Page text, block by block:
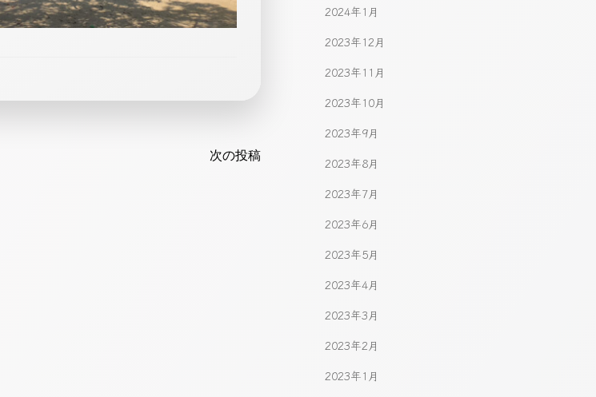
navigation
次の投稿
2024年1月
2023年12月
2023年11月
2023年10月
2023年9月
2023年8月
2023年7月
2023年6月
2023年5月
2023年4月
2023年3月
2023年2月
2023年1月